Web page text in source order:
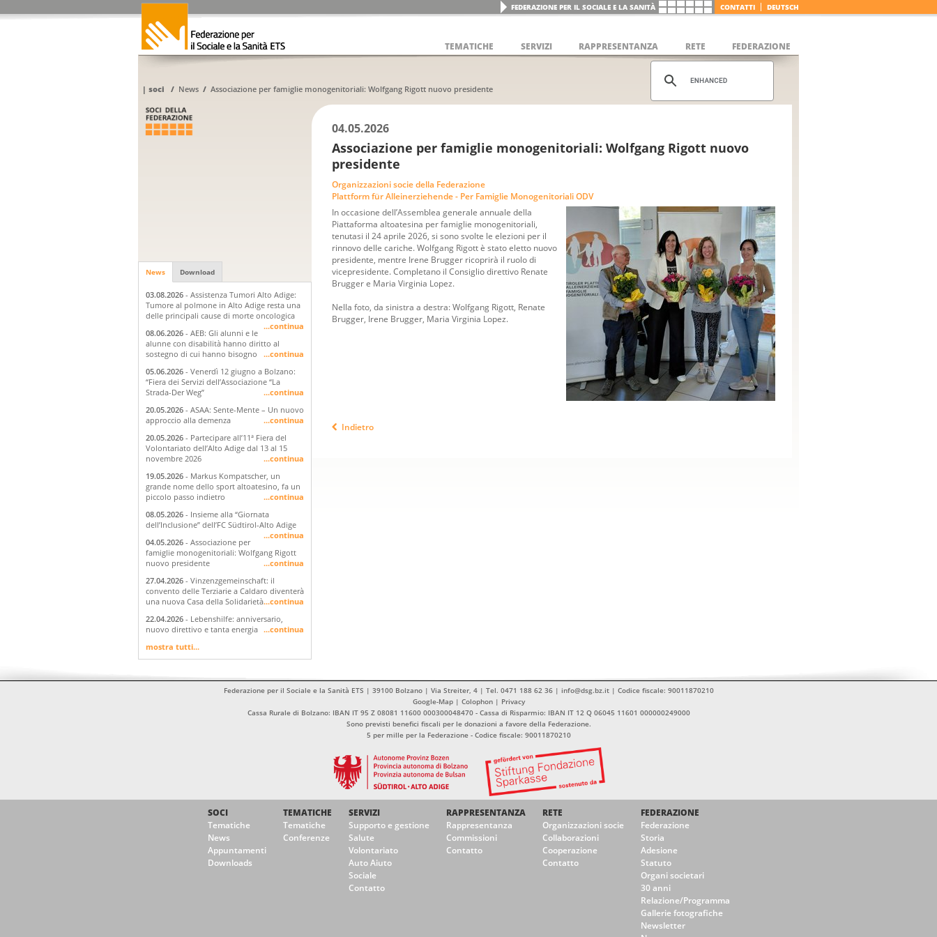
FEDERAZIONE PER IL SOCIALE E LA SANITÀ CONTATTI DEUTSCH
TEMATICHE SERVIZI RAPPRESENTANZA RETE FEDERAZIONE
| soci / News/ Associazione per famiglie monogenitoriali: Wolfgang Rigott nuovo presidente
News Download
03.08.2026 - Assistenza Tumori Alto Adige:
Tumore al polmone in Alto Adige resta una
delle principali cause di morte oncologica
...continua
08.06.2026 - AEB: Gli alunni e le
alunne con disabilità hanno diritto al
sostegno di cui hanno bisogno
...continua
05.06.2026 - Venerdì 12 giugno a Bolzano:
“Fiera dei Servizi dell’Associazione “La
Strada-Der Weg”
...continua
20.05.2026 - ASAA: Sente-Mente – Un nuovo
approccio alla demenza
...continua
20.05.2026 - Partecipare all’11ª Fiera del
Volontariato dell’Alto Adige dal 13 al 15
novembre 2026
...continua
19.05.2026 - Markus Kompatscher, un
grande nome dello sport altoatesino, fa un
piccolo passo indietro
...continua
08.05.2026 - Insieme alla “Giornata
dell’Inclusione” dell’FC Südtirol-Alto Adige
...continua
04.05.2026 - Associazione per
famiglie monogenitoriali: Wolfgang Rigott
nuovo presidente
...continua
27.04.2026 - Vinzenzgemeinschaft: il
convento delle Terziarie a Caldaro diventerà
una nuova Casa della Solidarietà...continua
22.04.2026 - Lebenshilfe: anniversario,
nuovo direttivo e tanta energia ...continua
mostra tutti...
04.05.2026
Associazione per famiglie monogenitoriali: Wolfgang Rigott nuovo
presidente
Organizzazioni socie della Federazione
Plattform für Alleinerziehende - Per Famiglie Monogenitoriali ODV
In occasione dell’Assemblea generale annuale della
Piattaforma altoatesina per famiglie monogenitoriali,
tenutasi il 24 aprile 2026, si sono svolte le elezioni per il
rinnovo delle cariche. Wolfgang Rigott è stato eletto nuovo
presidente, mentre Irene Brugger ricoprirà il ruolo di
vicepresidente. Completano il Consiglio direttivo Renate
Brugger e Maria Virginia Lopez.
Nella foto, da sinistra a destra: Wolfgang Rigott, Renate
Brugger, Irene Brugger, Maria Virginia Lopez.
Indietro
Federazione per il Sociale e la Sanità ETS | 39100 Bolzano | Via Streiter, 4 | Tel. 0471 188 62 36 | info@dsg.bz.it | Codice fiscale: 90011870210
Google-Map | Colophon | Privacy
Cassa Rurale di Bolzano: IBAN IT 95 Z 08081 11600 000300048470 - Cassa di Risparmio: IBAN IT 12 Q 06045 11601 000000249000
Sono previsti benefici fiscali per le donazioni a favore della Federazione.
5 per mille per la Federazione - Codice fiscale: 90011870210
SOCI
Tematiche
News
Appuntamenti
Downloads
TEMATICHE
Tematiche
Conferenze
SERVIZI
Supporto e gestione
Salute
Volontariato
Auto Aiuto
Sociale
Contatto
RAPPRESENTANZA
Rappresentanza
Commissioni
Contatto
RETE
Organizzazioni socie
Collaborazioni
Cooperazione
Contatto
FEDERAZIONE
Federazione
Storia
Adesione
Statuto
Organi societari
30 anni
Relazione/Programma
Gallerie fotografiche
Newsletter